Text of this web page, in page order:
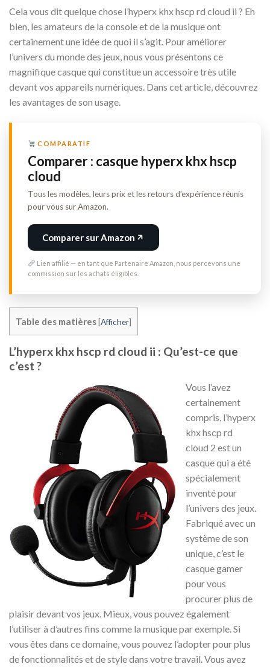
Cela vous dit quelque chose l’hyperx khx hscp rd cloud ii ? Eh
bien, les amateurs de la console et de la musique ont
certainement une idée de quoi il s’agit. Pour améliorer
l’univers du monde des jeux, nous vous présentons ce
magnifique casque qui constitue un accessoire très utile
devant vos appareils numériques. Dans cet article, découvrez
les avantages de son usage.
COMPARATIF
Comparer : casque hyperx khx hscp
cloud
Tous les modèles, leurs prix et les retours d'expérience réunis
pour vous sur Amazon.
Comparer sur Amazon
Lien affilié — en tant que Partenaire Amazon, nous percevons une
commission sur les achats éligibles.
Table des matières[Afficher]
L’hyperx khx hscp rd cloud ii : Qu’est-ce que
c’est ?
Vous l’avez
certainement
compris, l’hyperx
khx hscp rd
cloud 2 est un
casque qui a été
spécialement
inventé pour
l’univers des jeux.
Fabriqué avec un
système de son
unique, c’est le
casque gamer
pour vous
procurer plus de
plaisir devant vos jeux. Mieux, vous pouvez également
l’utiliser à d’autres fins comme la musique par exemple. Si
vous êtes dans ce domaine, vous pouvez l’adopter pour plus
de fonctionnalités et de style dans votre travail. Vous avez